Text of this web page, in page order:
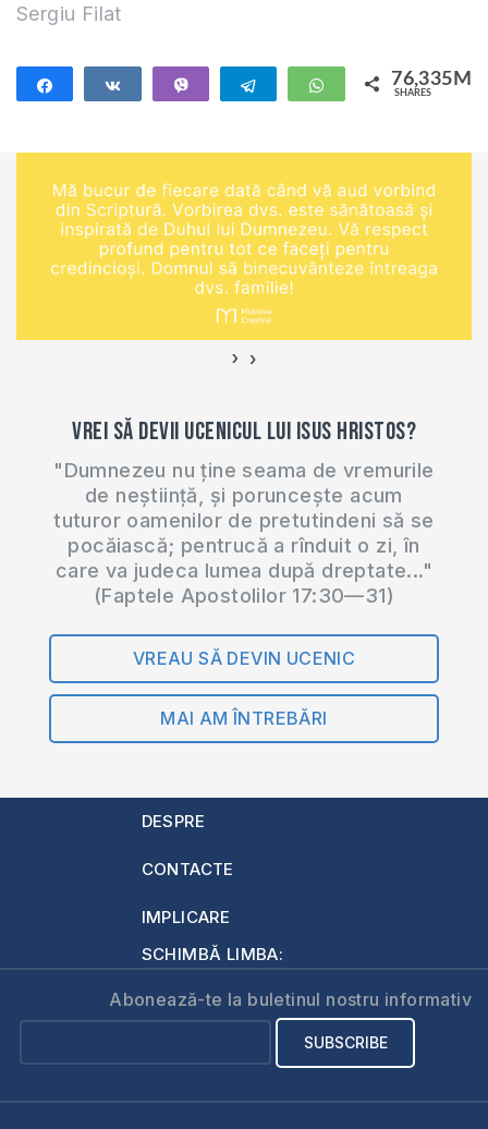
Sergiu Filat
Share Share Telegram WhatsApp76,335M
SHARES
‹ ›
Vrei să devii ucenicul lui Isus Hristos?
"Dumnezeu nu ține seama de vremurile
de neștiință, și poruncește acum
tuturor oamenilor de pretutindeni să se
pocăiască; pentrucă a rînduit o zi, în
care va judeca lumea după dreptate..."
(Faptele Apostolilor 17:30—31)
VREAU SĂ DEVIN UCENIC
MAI AM ÎNTREBĂRI
DESPRE
CONTACTE
IMPLICARE
SCHIMBĂ LIMBA:
Abonează-te la buletinul nostru informativ